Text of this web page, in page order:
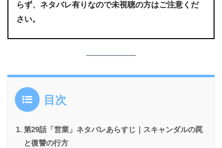
らず、ネタバレ有りなので未視聴の方はご注意くだ
さい。
目次
第29話「営業」ネタバレあらすじ｜スキャンダルの罠
と復讐の行方